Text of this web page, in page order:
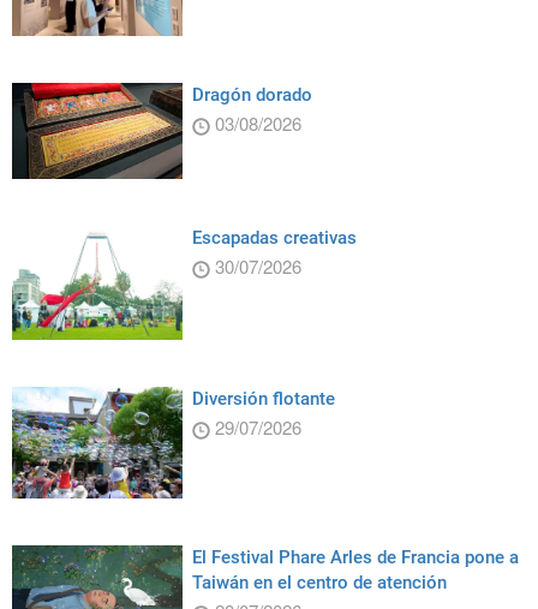
Dragón dorado
03/08/2026
Escapadas creativas
30/07/2026
Diversión flotante
29/07/2026
El Festival Phare Arles de Francia pone a
Taiwán en el centro de atención